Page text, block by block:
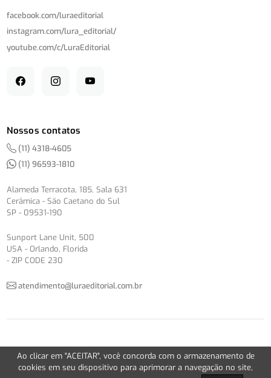
facebook.com/luraeditorial
instagram.com/lura_editorial/
youtube.com/c/LuraEditorial
Nossos contatos
(11) 4318-4605
(11) 96593-1810
Alameda Terracota, 185, Sala 631
Cerâmica - São Caetano do Sul
SP - 09531-190
Sunport Lane Unit, 500
USA - Orlando, Florida
- ZIP CODE 230
atendimento@luraeditorial.com.br
© Copyright 2012-2026 -Política de Privacidade
Version 2.5.1
Ao clicar em "ACEITAR", você concorda com o armazenamento de
cookies em seu dispositivo para aprimorar a navegação no site,